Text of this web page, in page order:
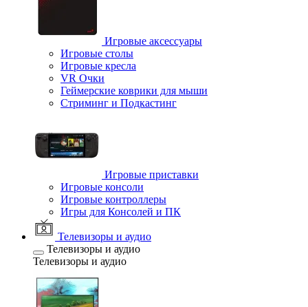
Игровые аксессуары
Игровые столы
Игровые кресла
VR Очки
Геймерские коврики для мыши
Стриминг и Подкастинг
Игровые приставки
Игровые консоли
Игровые контроллеры
Игры для Консолей и ПК
Телевизоры и аудио
Телевизоры и аудио
Телевизоры и аудио